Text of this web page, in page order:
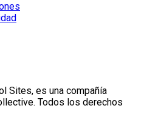
Sites, es una compañía
Todos los derechos